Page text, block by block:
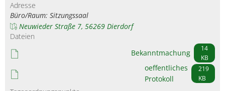
Adresse
Büro/Raum: Sitzungssaal
Neuwieder Straße 7, 56269 Dierdorf
Dateien
Bekanntmachung
14
KB
oeffentliches
Protokoll
219
KB